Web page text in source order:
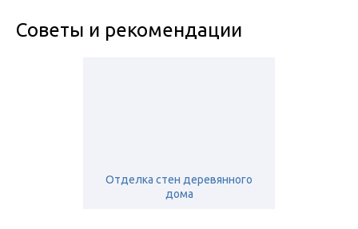
Советы и рекомендации
Отделка стен деревянного
дома